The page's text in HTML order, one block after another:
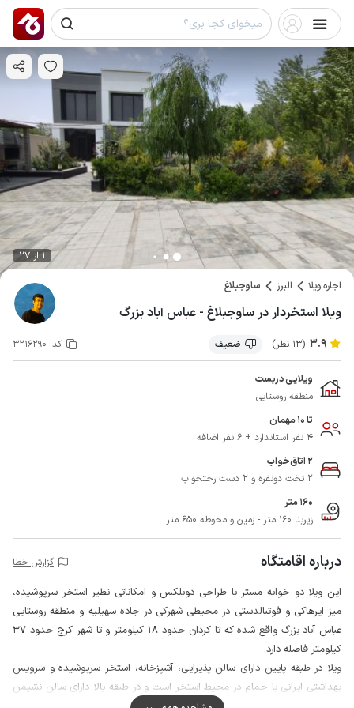
1 از 27
اجاره ویلا البرز ساوجبلاغ
ویلا استخردار در ساوجبلاغ - عباس آباد بزرگ
3.9 (13 نظر) ضعیف کد: 3216290
ویلایی دربست
منطقه روستایی
تا 10 مهمان
4 نفر استاندارد + 6 نفر اضافه
2 اتاق‌خواب
2 تخت دونفره و 2 دست رختخواب
160 متر
زیربنا 160 متر - زمین و محوطه 650 متر
درباره اقامتگاه گزارش خطا
این ویلا دو خوابه مستر با طراحی دوبلکس و امکاناتی نظیر استخر سرپوشیده،
میز ایرهاکی و فوتبالدستی در محیطی شهرکی در جاده سهیلیه و منطقه روستایی
عباس آباد بزرگ واقع شده که تا کردان حدود 18 کیلومتر و تا شهر کرج حدود 37
کیلومتر فاصله دارد.
ویلا در طبقه پایین دارای سالن پذیرایی، آشپزخانه، استخر سرپوشیده و سرویس
بهداشتی ایرانی با حمام در محیط استخر است و در طبقه بالا دارای سالن نشیمن